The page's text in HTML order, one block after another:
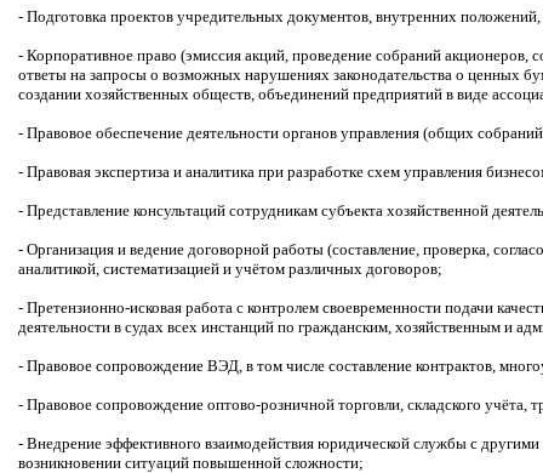
- Подготовка проектов учредительных документов, внутренних
- Корпоративное право (эмиссия акций, проведение собраний
ответы на запросы о возможных нарушениях законодательства о ценных
создании хозяйственных обществ, объединений предприятий в виде
- Правовое обеспечение деятельности органов управления (общих
- Правовая экспертиза и аналитика при разработке схем управления
- Представление консультаций сотрудникам субъекта хозяйственной
- Организация и ведение договорной работы (составление, проверка,
аналитикой, систематизацией и учётом различных договоров;
- Претензионно-исковая работа с контролем своевременности подачи
деятельности в судах всех инстанций по гражданским, хозяйственным и
- Правовое сопровождение ВЭД, в том числе составление контрактов,
- Правовое сопровождение оптово-розничной торговли, складского учёта,
- Внедрение эффективного взаимодействия юридической службы с
возникновении ситуаций повышенной сложности;